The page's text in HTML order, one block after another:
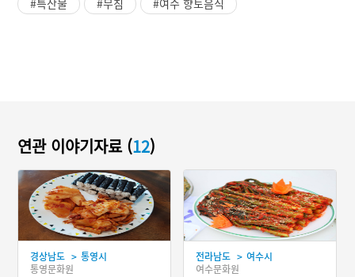
#특산물 #무침 #여수 향토음식
연관 이야기자료 (12)
경상남도 > 통영시
통영문화원
전라남도 > 여수시
여수문화원